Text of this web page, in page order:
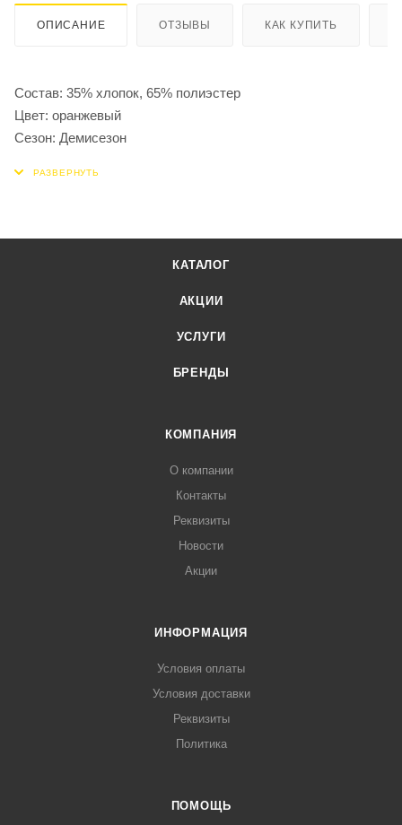
ОПИСАНИЕ ОТЗЫВЫ КАК КУПИТЬ
Состав: 35% хлопок, 65% полиэстер
Цвет: оранжевый
Сезон: Демисезон
КАТАЛОГ
АКЦИИ
УСЛУГИ
БРЕНДЫ
КОМПАНИЯ
О компании
Контакты
Реквизиты
Новости
Акции
ИНФОРМАЦИЯ
Условия оплаты
Условия доставки
Реквизиты
Политика
ПОМОЩЬ